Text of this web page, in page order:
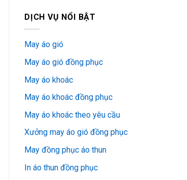
DỊCH VỤ NỔI BẬT
May áo gió
May áo gió đồng phục
May áo khoác
May áo khoác đồng phục
May áo khoác theo yêu cầu
Xưởng may áo gió đồng phục
May đồng phục áo thun
In áo thun đồng phục